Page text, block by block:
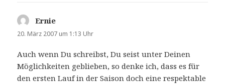
Ernie
20. März 2007 um 1:13 Uhr
Auch wenn Du schreibst, Du seist unter Deinen
Möglichkeiten geblieben, so denke ich, dass es für
den ersten Lauf in der Saison doch eine respektable